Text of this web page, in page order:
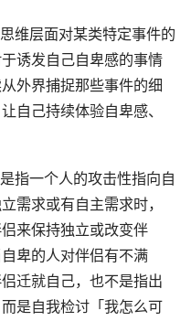
维层面对某类特定事件的
诱发自己自卑感的事情
外界捕捉那些事件的细
自己持续体验自卑感、
指一个人的攻击性指向自
需求或有自主需求时，
来保持独立或改变伴
卑的人对伴侣有不满
迁就自己，也不是指出
是自我检讨「我怎么可